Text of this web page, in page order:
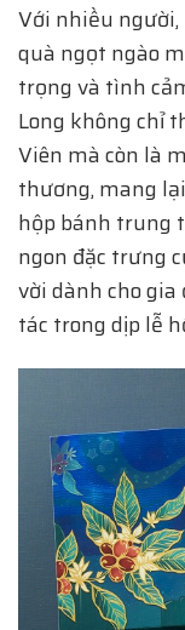
Với nhiều
quà ngọt ngào
trọng và tình
Long không chỉ
Viên mà còn là
thương, mang
hộp bánh trung
ngon đặc trưng
vời dành cho gia
tác trong dịp lễ